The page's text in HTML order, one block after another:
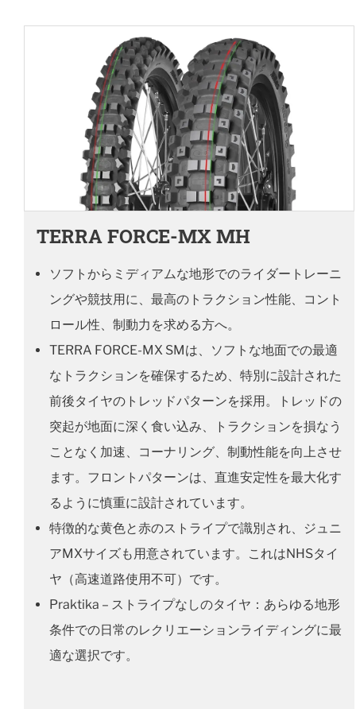
TERRA FORCE-MX MH
ソフトからミディアムな地形でのライダートレーニ
ングや競技用に、最高のトラクション性能、コント
ロール性、制動力を求める方へ。
TERRA FORCE-MX SMは、ソフトな地面での最適
なトラクションを確保するため、特別に設計された
前後タイヤのトレッドパターンを採用。トレッドの
突起が地面に深く食い込み、トラクションを損なう
ことなく加速、コーナリング、制動性能を向上させ
ます。フロントパターンは、直進安定性を最大化す
るように慎重に設計されています。
特徴的な黄色と赤のストライプで識別され、ジュニ
アMXサイズも用意されています。これはNHSタイ
ヤ（高速道路使用不可）です。
Praktika – ストライプなしのタイヤ：あらゆる地形
条件での日常のレクリエーションライディングに最
適な選択です。